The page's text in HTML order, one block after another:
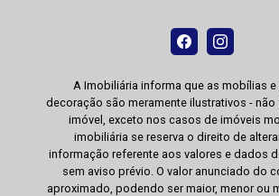
A Imobiliária informa que as mobílias
decoração são meramente ilustrativos -
imóvel, exceto nos casos de imóveis
imobiliária se reserva o direito de
informação referente aos valores e dados
sem aviso prévio. O valor anunciado do
aproximado, podendo ser maior, menor ou